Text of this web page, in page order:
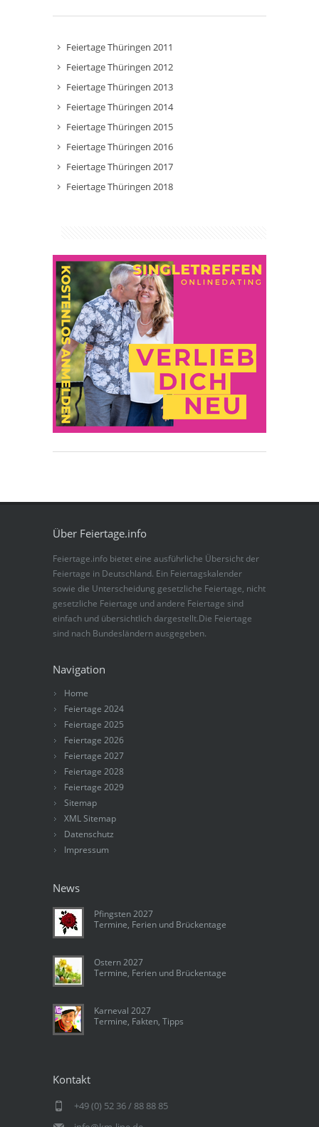
Feiertage Thüringen 2011
Feiertage Thüringen 2012
Feiertage Thüringen 2013
Feiertage Thüringen 2014
Feiertage Thüringen 2015
Feiertage Thüringen 2016
Feiertage Thüringen 2017
Feiertage Thüringen 2018
Über Feiertage.info
Feiertage.info bietet eine ausführliche Übersicht der
Feiertage in Deutschland. Ein Feiertagskalender
sowie die Unterscheidung gesetzliche Feiertage, nicht
gesetzliche Feiertage und andere Feiertage sind
einfach und übersichtlich dargestellt.Die Feiertage
sind nach Bundesländern ausgegeben.
Navigation
Home
Feiertage 2024
Feiertage 2025
Feiertage 2026
Feiertage 2027
Feiertage 2028
Feiertage 2029
Sitemap
XML Sitemap
Datenschutz
Impressum
News
Pfingsten 2027
Termine, Ferien und Brückentage
Ostern 2027
Termine, Ferien und Brückentage
Karneval 2027
Termine, Fakten, Tipps
Kontakt
+49 (0) 52 36 / 88 88 85